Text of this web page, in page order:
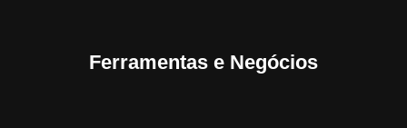
Ferramentas e Negócios